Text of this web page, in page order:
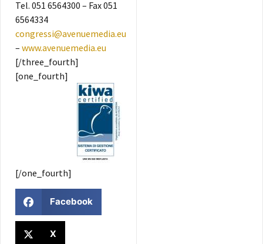
Tel. 051 6564300 – Fax 051
6564334
congressi@avenuemedia.eu
– www.avenuemedia.eu
[/three_fourth]
[one_fourth]
[/one_fourth]
Facebook
X